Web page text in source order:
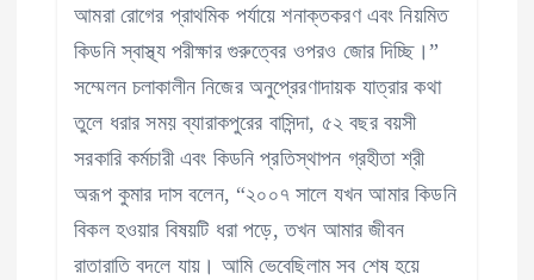
আমরা রোগের প্রাথমিক পর্যায়ে শনাক্তকরণ এবং নিয়মিত
কিডনি স্বাস্থ্য পরীক্ষার গুরুত্বের ওপরও জোর দিচ্ছি।”
সম্মেলন চলাকালীন নিজের অনুপ্রেরণাদায়ক যাত্রার কথা
তুলে ধরার সময় ব্যারাকপুরের বাসিন্দা, ৫২ বছর বয়সী
সরকারি কর্মচারী এবং কিডনি প্রতিস্থাপন গ্রহীতা শ্রী
অরূপ কুমার দাস বলেন, “২০০৭ সালে যখন আমার কিডনি
বিকল হওয়ার বিষয়টি ধরা পড়ে, তখন আমার জীবন
রাতারাতি বদলে যায়। আমি ভেবেছিলাম সব শেষ হয়ে